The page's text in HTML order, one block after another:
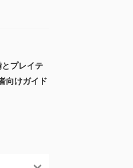
プレイテ
向けガイド